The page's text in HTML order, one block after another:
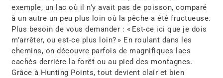
exemple, un lac où il n’y avait pas de poisson, comparé
à un autre un peu plus loin où la pêche a été fructueuse.
Plus besoin de vous demander : « Est-ce ici que je dois
m’arrêter, ou est-ce plus loin? » En roulant dans les
chemins, on découvre parfois de magnifiques lacs
cachés derrière la forêt ou au pied des montagnes.
Grâce à Hunting Points, tout devient clair et bien